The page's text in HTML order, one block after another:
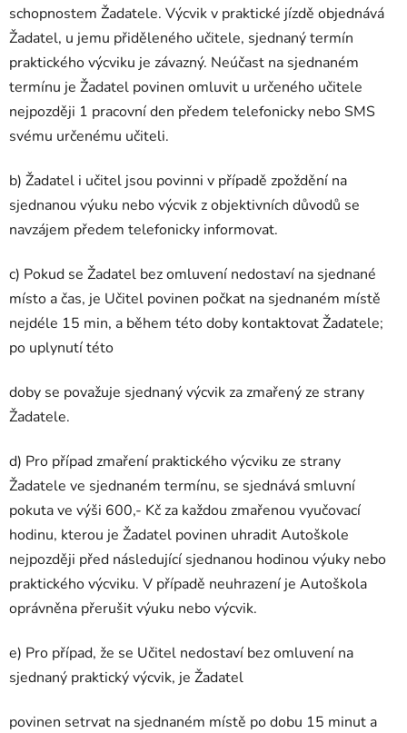
schopnostem Žadatele. Výcvik v praktické jízdě objednává
Žadatel, u jemu přiděleného učitele, sjednaný termín
praktického výcviku je závazný. Neúčast na sjednaném
termínu je Žadatel povinen omluvit u určeného učitele
nejpozději 1 pracovní den předem telefonicky nebo SMS
svému určenému učiteli.
b) Žadatel i učitel jsou povinni v případě zpoždění na
sjednanou výuku nebo výcvik z objektivních důvodů se
navzájem předem telefonicky informovat.
c) Pokud se Žadatel bez omluvení nedostaví na sjednané
místo a čas, je Učitel povinen počkat na sjednaném místě
nejdéle 15 min, a během této doby kontaktovat Žadatele;
po uplynutí této
doby se považuje sjednaný výcvik za zmařený ze strany
Žadatele.
d) Pro případ zmaření praktického výcviku ze strany
Žadatele ve sjednaném termínu, se sjednává smluvní
pokuta ve výši 600,- Kč za každou zmařenou vyučovací
hodinu, kterou je Žadatel povinen uhradit Autoškole
nejpozději před následující sjednanou hodinou výuky nebo
praktického výcviku. V případě neuhrazení je Autoškola
oprávněna přerušit výuku nebo výcvik.​
e) Pro případ, že se Učitel nedostaví bez omluvení na
sjednaný praktický výcvik, je Žadatel
povinen setrvat na sjednaném místě po dobu 15 minut a